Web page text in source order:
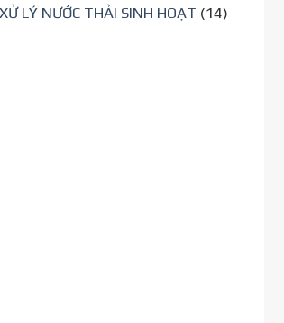
XỬ LÝ NƯỚC THẢI SINH HOẠT (14)